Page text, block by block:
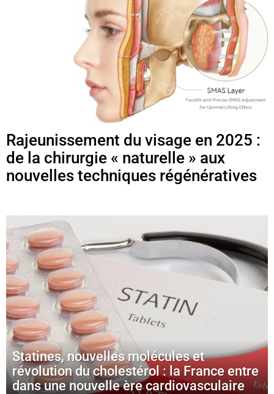
Rajeunissement du visage en 2025 :
de la chirurgie « naturelle » aux
nouvelles techniques régénératives
Statines, nouvelles molécules et
révolution du cholestérol : la France entre
dans une nouvelle ère cardiovasculaire